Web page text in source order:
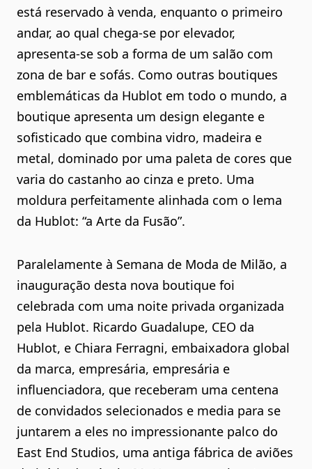
está reservado à venda, enquanto o primeiro
andar, ao qual chega-se por elevador,
apresenta-se sob a forma de um salão com
zona de bar e sofás. Como outras boutiques
emblemáticas da Hublot em todo o mundo, a
boutique apresenta um design elegante e
sofisticado que combina vidro, madeira e
metal, dominado por uma paleta de cores que
varia do castanho ao cinza e preto. Uma
moldura perfeitamente alinhada com o lema
da Hublot: “a Arte da Fusão”.
Paralelamente à Semana de Moda de Milão, a
inauguração desta nova boutique foi
celebrada com uma noite privada organizada
pela Hublot. Ricardo Guadalupe, CEO da
Hublot, e Chiara Ferragni, embaixadora global
da marca, empresária, empresária e
influenciadora, que receberam uma centena
de convidados selecionados e media para se
juntarem a eles no impressionante palco do
East End Studios, uma antiga fábrica de aviões